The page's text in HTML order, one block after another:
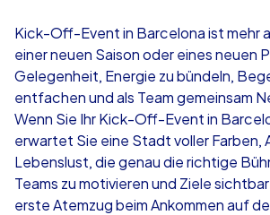
ab €49,99
iPad Tour
Kick-Off-Event in Barcelona ist mehr
einer neuen Saison oder eines neuen
Gelegenheit, Energie zu bündeln,
entfachen und als Team gemeinsam
Wenn Sie Ihr Kick-Off-Event in
erwartet Sie eine Stadt voller Farben,
Lebenslust, die genau die richtige
Teams zu motivieren und Ziele
erste Atemzug beim Ankommen auf